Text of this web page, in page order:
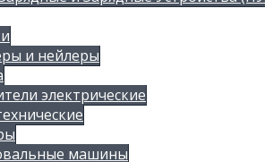
и нейлеры
электрические
машины